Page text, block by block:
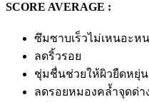
SCORE AVERAGE :
ซึมซาบเร็วไม่เหนอะห
ลดริ้วรอย
ชุ่มชื่นช่วยให้ผิวยืดหยุ่น
ลดรอยหมองคล้ำจุดด่า